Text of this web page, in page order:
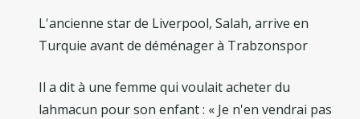
L'ancienne star de Liverpool, Salah, arrive en
Turquie avant de déménager à Trabzonspor
Il a dit à une femme qui voulait acheter du
lahmacun pour son enfant : « Je n'en vendrai pas